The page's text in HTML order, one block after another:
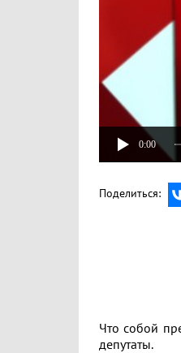
0:00
Поделиться:
сами
сами
сами
Что собой
депутаты.